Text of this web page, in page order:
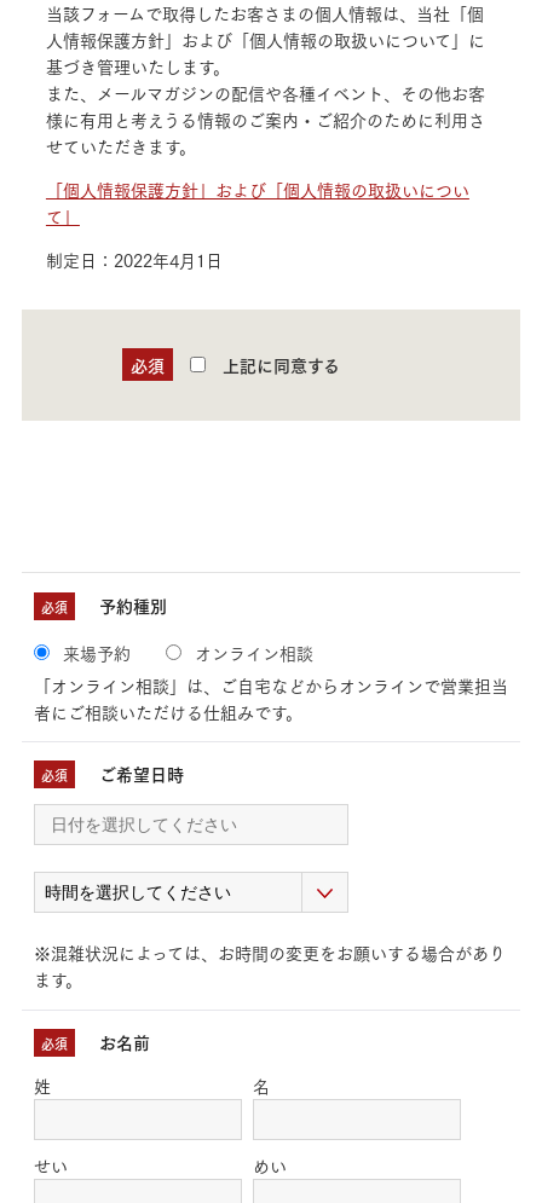
当該フォームで取得したお客さまの個人情報は、当社「個
人情報保護方針」および「個人情報の取扱いについて」に
基づき管理いたします。
また、メールマガジンの配信や各種イベント、その他お客
様に有用と考えうる情報のご案内・ご紹介のために利用さ
せていただきます。
「個人情報保護方針」および「個人情報の取扱いについ
て」
制定日：2022年4月1日
必須 上記に同意する
必須 予約種別
来場予約
オンライン相談
「オンライン相談」は、ご自宅などからオンラインで営業担当
者にご相談いただける仕組みです。
必須 ご希望日時
※混雑状況によっては、お時間の変更をお願いする場合があり
ます。
必須 お名前
姓 名
せい めい